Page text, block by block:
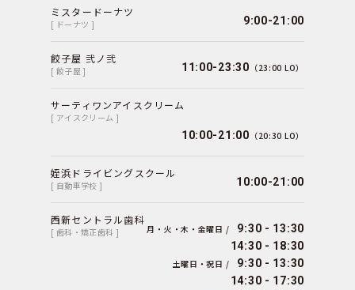
ミスタードーナツ
[ ドーナツ ] 9:00-21:00
餃子屋 弐ノ弐
[ 餃子屋 ] 11:00-23:30 （23:00 LO）
サーティワンアイスクリーム
[ アイスクリーム ]
10:00-21:00 （20:30 LO）
姪浜ドライビングスクール
[ 自動車学校 ] 10:00-21:00
西新セントラル歯科
[ 歯科・矯正歯科 ] 月・火・木・金曜日 /
9:30 - 13:30
14:30 - 18:30
土曜日・祝日 /
9:30 - 13:30
14:30 - 17:30